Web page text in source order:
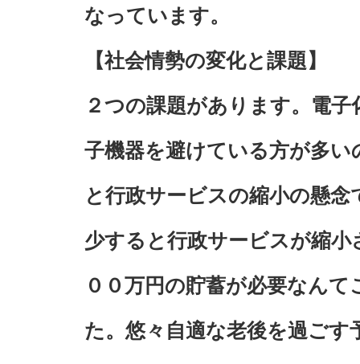
なっています。
【社会情勢の変化と課題】
２つの課題があります。電
子機器を避けている方が多
と行政サービスの縮小の懸
少すると行政サービスが縮
００万円の貯蓄が必要なん
た。悠々自適な老後を過ご